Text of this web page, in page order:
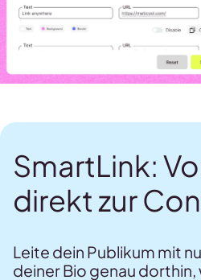
SmartLink:
direkt zur
Leite dein Publikum mit
deiner Bio genau dorthin,